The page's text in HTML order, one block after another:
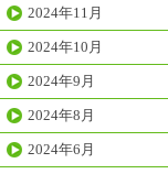
2024年11月
2024年10月
2024年9月
2024年8月
2024年6月